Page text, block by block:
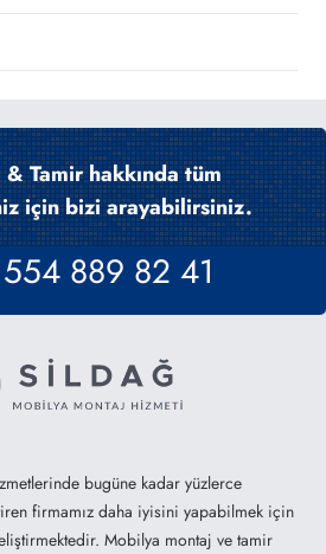
Tamir hakkında tüm
için bizi arayabilirsiniz.
889 82 41
bugüne kadar yüzlerce
firmamız daha iyisini yapabilmek için
Mobilya montaj ve tamir